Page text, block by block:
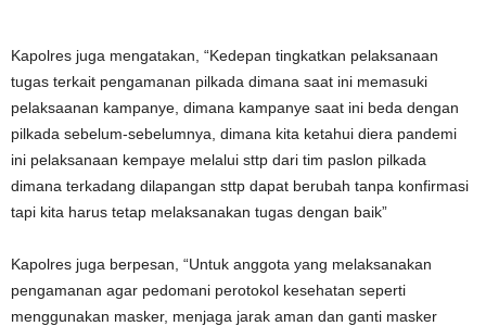
Kapolres juga mengatakan, “Kedepan tingkatkan pelaksanaan
tugas terkait pengamanan pilkada dimana saat ini memasuki
pelaksaanan kampanye, dimana kampanye saat ini beda dengan
pilkada sebelum-sebelumnya, dimana kita ketahui diera pandemi
ini pelaksanaan kempaye melalui sttp dari tim paslon pilkada
dimana terkadang dilapangan sttp dapat berubah tanpa konfirmasi
tapi kita harus tetap melaksanakan tugas dengan baik”
Kapolres juga berpesan, “Untuk anggota yang melaksanakan
pengamanan agar pedomani perotokol kesehatan seperti
menggunakan masker, menjaga jarak aman dan ganti masker